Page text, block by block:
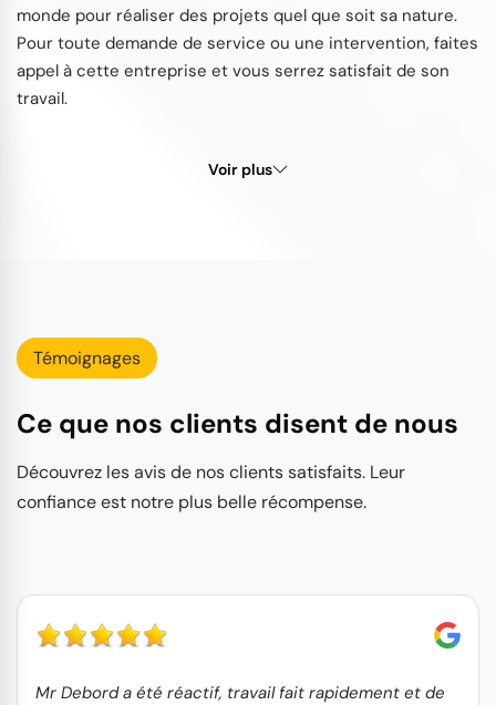
monde pour réaliser des projets quel que soit sa nature.
Pour toute demande de service ou une intervention, faites
appel à cette entreprise et vous serrez satisfait de son
travail.
Voir plus
Témoignages
Ce que nos clients disent de nous
Découvrez les avis de nos clients satisfaits. Leur
confiance est notre plus belle récompense.
Mr Debord a été réactif, travail fait rapidement et de